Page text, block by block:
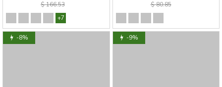
$ 166.53
+7
$ 80.85
-8% -9%